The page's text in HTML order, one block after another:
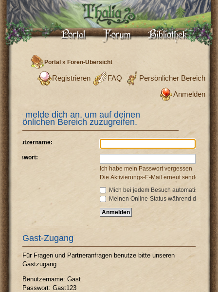
Portal »Foren-Übersicht
Persönlicher Bereich
FAQ
Registrieren
Anmelden
Bitte melde dich an, um auf deinen
persönlichen Bereich zuzugreifen.
Benutzername:
Passwort:
Ich habe mein Passwort vergessen
Die Aktivierungs-E-Mail erneut senden
Mich bei jedem Besuch automatisch
Meinen Online-Status während dieser
Gast-Zugang
Für Fragen und Partneranfragen benutze bitte unseren
Gastzugang.
Benutzername: Gast
Passwort: Gast123